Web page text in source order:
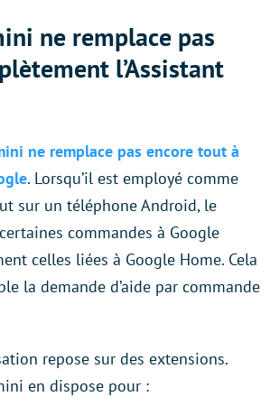
ne remplace pas
l’Assistant
ne remplace pas encore tout à
. Lorsqu’il est employé comme
sur un téléphone Android, le
commandes à Google
celles liées à Google Home. Cela
la demande d’aide par commande
repose sur des extensions.
en dispose pour :